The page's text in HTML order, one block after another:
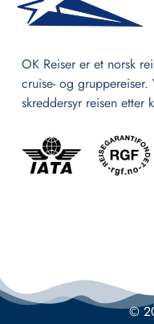
OK Reiser er et norsk
cruise- og
skreddersyr reisen etter
©